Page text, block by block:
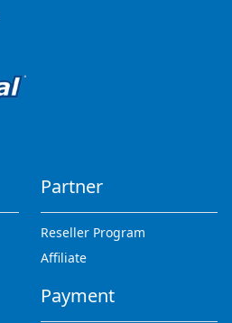
Partner
Reseller Program
Affiliate
Payment